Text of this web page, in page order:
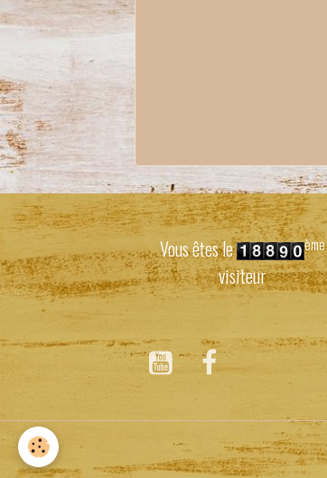
Vous êtes le ème
visiteur